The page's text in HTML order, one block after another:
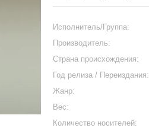
Исполнитель/Группа:
Производитель:
Страна происхождения:
Год релиза / Переиздания:
Жанр:
Вес:
Количество носителей: